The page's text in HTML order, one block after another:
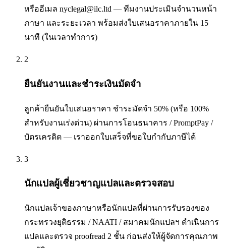
หรืออีเมล nyclegal@ilc.ltd — ทีมงานประเมินจำนวนหน้า
ภาษา และระยะเวลา พร้อมส่งใบเสนอราคาภายใน 15
นาที (ในเวลาทำการ)
2
ยืนยันงานและชำระเงินมัดจำ
ลูกค้ายืนยันใบเสนอราคา ชำระมัดจำ 50% (หรือ 100%
สำหรับงานเร่งด่วน) ผ่านการโอนธนาคาร / PromptPay /
บัตรเครดิต — เราออกใบเสร็จที่ขอใบกำกับภาษีได้
3
นักแปลผู้เชี่ยวชาญแปลและตรวจสอบ
นักแปลเจ้าของภาษาหรือนักแปลที่ผ่านการรับรองของ
กระทรวงยุติธรรม / NAATI / สมาคมนักแปลฯ ดำเนินการ
แปลและตรวจ proofread 2 ชั้น ก่อนส่งให้ผู้จัดการคุณภาพ